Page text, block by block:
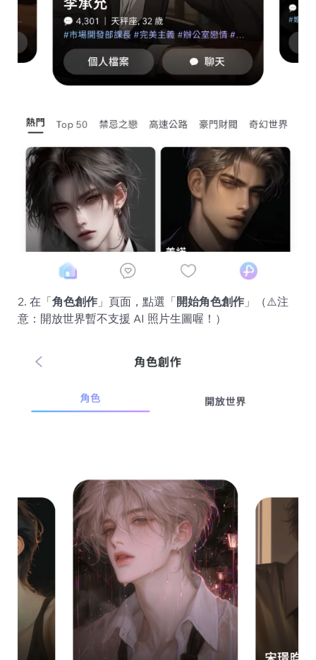
2. 在「角色創作」頁面，點選「開始角色創作」（⚠️注
意：開放世界暫不支援 AI 照片生圖喔！）